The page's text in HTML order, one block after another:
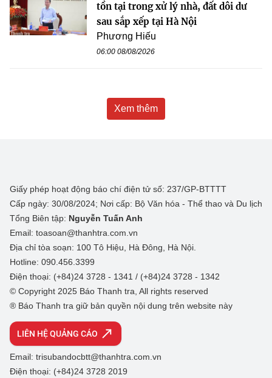
tồn tại trong xử lý nhà, đất dôi dư
sau sắp xếp tại Hà Nội
Phương Hiếu
06:00 08/08/2026
Xem thêm
Giấy phép hoạt động báo chí điện tử số: 237/GP-BTTTT
Cấp ngày: 30/08/2024; Nơi cấp: Bộ Văn hóa - Thể thao và Du lịch
Tổng Biên tập: Nguyễn Tuấn Anh
Email: toasoan@thanhtra.com.vn
Địa chỉ tòa soạn: 100 Tô Hiệu, Hà Đông, Hà Nội.
Hotline: 090.456.3399
Điện thoại: (+84)24 3728 - 1341 / (+84)24 3728 - 1342
© Copyright 2025 Báo Thanh tra, All rights reserved
® Báo Thanh tra giữ bản quyền nội dung trên website này
LIÊN HỆ QUẢNG CÁO
Email: trisubandocbtt@thanhtra.com.vn
Điện thoại: (+84)24 3728 2019